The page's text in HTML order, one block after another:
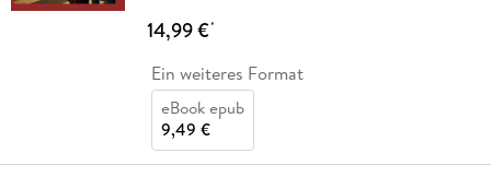
14,99 €*
Ein weiteres Format
eBook epub
9,49 €